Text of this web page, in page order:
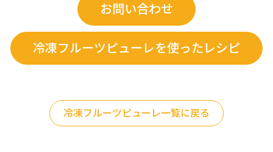
お問い合わせ
冷凍フルーツピューレを使ったレシピ
冷凍フルーツピューレ一覧に戻る